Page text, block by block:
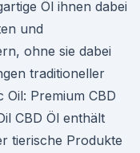
Öl ihnen dabei
und
ohne sie dabei
traditioneller
Oil: Premium CBD
CBD Öl enthält
tierische Produkte